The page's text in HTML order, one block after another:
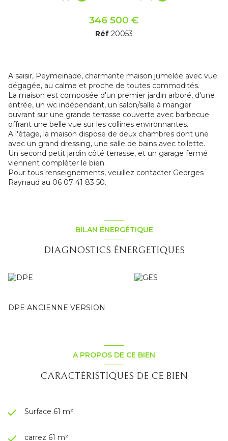
346 500 €
Réf 20053
A saisir, Peymeinade, charmante maison jumelée avec vue
dégagée, au calme et proche de toutes commodités.
La maison est composée d'un premier jardin arboré, d'une
entrée, un wc indépendant, un salon/salle à manger
ouvrant sur une grande terrasse couverte avec barbecue
offrant une belle vue sur les collines environnantes.
A l'étage, la maison dispose de deux chambres dont une
avec un grand dressing, une salle de bains avec toilette.
Un second petit jardin côté terrasse, et un garage fermé
viennent compléter le bien.
Pour tous renseignements, veuillez contacter Georges
Raynaud au 06 07 41 83 50.
BILAN ÉNERGÉTIQUE
DIAGNOSTICS ÉNERGETIQUES
DPE ANCIENNE VERSION
A PROPOS DE CE BIEN
CARACTÉRISTIQUES DE CE BIEN
Surface 61 m²
carrez 61 m²